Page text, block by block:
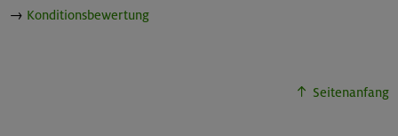
→ Konditionsbewertung
Seitenanfang